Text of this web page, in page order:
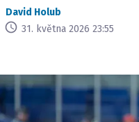
David Holub
31. května 2026 23:55